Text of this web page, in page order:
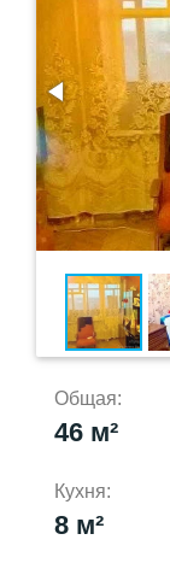
Общая:
46 м²
Кухня:
8 м²